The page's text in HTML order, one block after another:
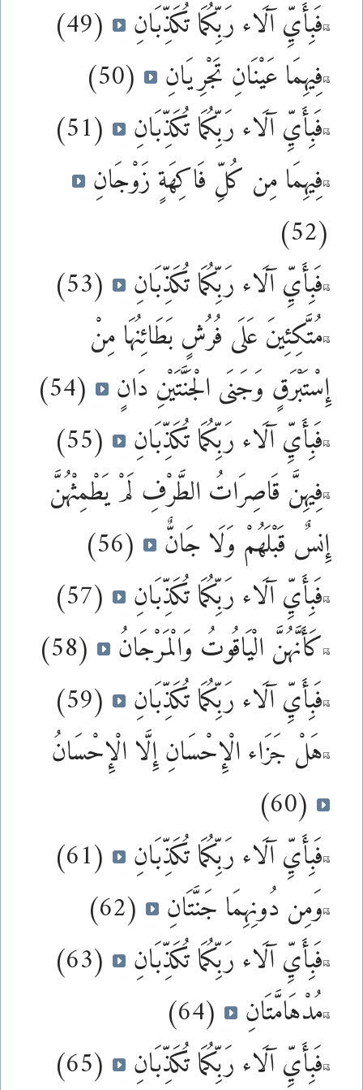
فَبِأَيِّ آلَاء رَبِّكُمَا تُكَذِّبَانِ
(49)
فِيهِمَا عَيْنَانِ تَجْرِيَانِ
(50)
فَبِأَيِّ آلَاء رَبِّكُمَا تُكَذِّبَانِ
(51)
فِيهِمَا مِن كُلِّ فَاكِهَةٍ زَوْجَانِ
(52)
فَبِأَيِّ آلَاء رَبِّكُمَا تُكَذِّبَانِ
(53)
مُتَّكِئِينَ عَلَى فُرُشٍ بَطَائِنُهَا مِنْ
إِسْتَبْرَقٍ وَجَنَى الْجَنَّتَيْنِ دَانٍ
(54)
فَبِأَيِّ آلَاء رَبِّكُمَا تُكَذِّبَانِ
(55)
فِيهِنَّ قَاصِرَاتُ الطَّرْفِ لَمْ يَطْمِثْهُنَّ
إِنسٌ قَبْلَهُمْ وَلَا جَانٌّ
(56)
فَبِأَيِّ آلَاء رَبِّكُمَا تُكَذِّبَانِ
(57)
كَأَنَّهُنَّ الْيَاقُوتُ وَالْمَرْجَانُ
(58)
فَبِأَيِّ آلَاء رَبِّكُمَا تُكَذِّبَانِ
(59)
هَلْ جَزَاء الْإِحْسَانِ إِلَّا الْإِحْسَانُ
(60)
فَبِأَيِّ آلَاء رَبِّكُمَا تُكَذِّبَانِ
(61)
وَمِن دُونِهِمَا جَنَّتَانِ
(62)
فَبِأَيِّ آلَاء رَبِّكُمَا تُكَذِّبَانِ
(63)
مُدْهَامَّتَانِ
(64)
فَبِأَيِّ آلَاء رَبِّكُمَا تُكَذِّبَانِ
(65)